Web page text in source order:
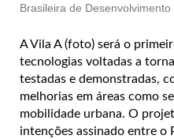
Brasileira de
A Vila A (foto) será o
tecnologias voltadas a
testadas e demonstradas,
melhorias em áreas como
mobilidade urbana. O
intenções assinado entre o